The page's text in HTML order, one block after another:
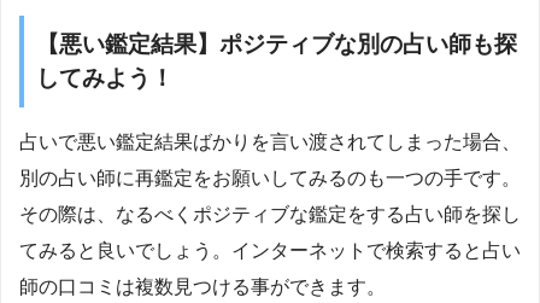
【悪い鑑定結果】ポジティブな別の占い師も探
してみよう！
占いで悪い鑑定結果ばかりを言い渡されてしまった場合、
別の占い師に再鑑定をお願いしてみるのも一つの手です。
その際は、なるべくポジティブな鑑定をする占い師を探し
てみると良いでしょう。インターネットで検索すると占い
師の口コミは複数見つける事ができます。